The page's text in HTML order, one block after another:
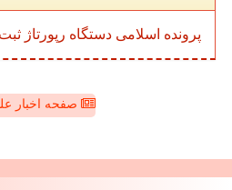
پرونده اسلامی دستگاه رپورتاژ ثبت
صفحه اخبار